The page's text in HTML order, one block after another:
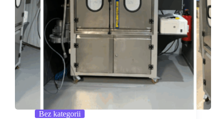
Bez kategorii